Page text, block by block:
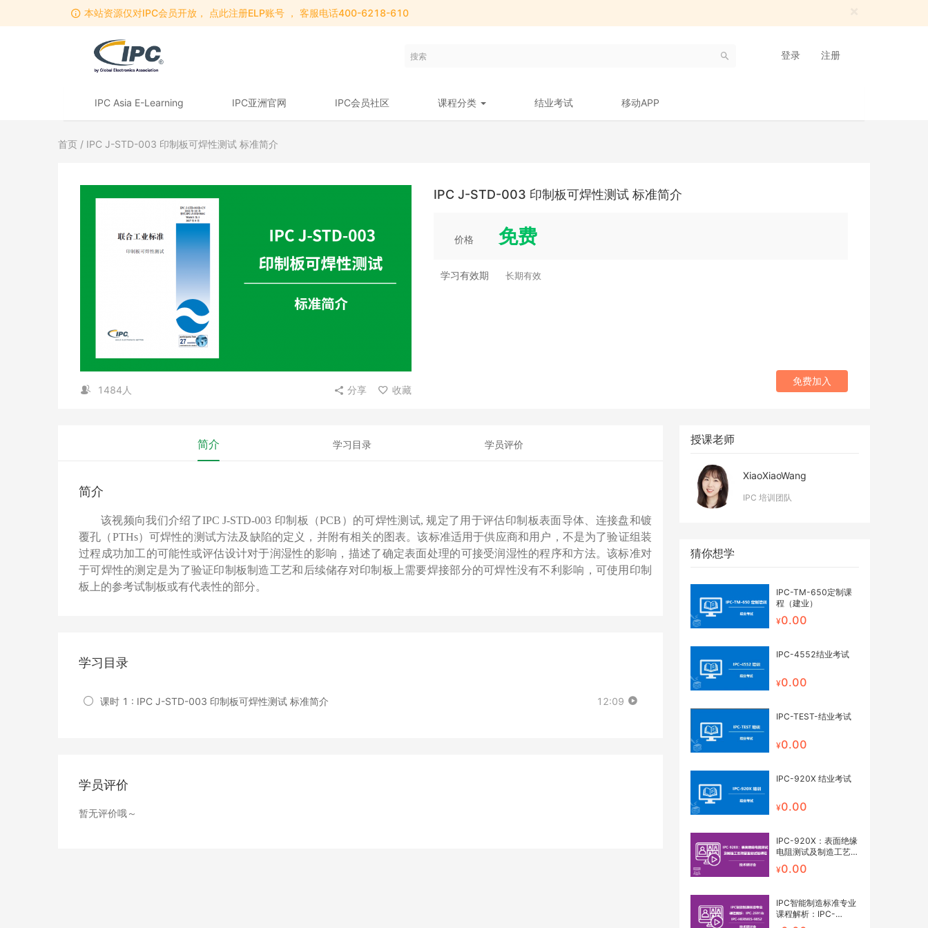
本站资源仅对IPC会员开放， 点此注册ELP账号 ， 客服电话400-6218-610
登录 注册
IPC Asia E-Learning IPC亚洲官网 IPC会员社区 课程分类 结业考试 移动APP
首页 / IPC J-STD-003 印制板可焊性测试 标准简介
1484人 分享 收藏
IPC J-STD-003 印制板可焊性测试 标准简介
价格 免费
学习有效期 长期有效
免费加入
简介 学习目录 学员评价
简介
该视频向我们介绍了IPC J-STD-003 印制板（PCB）的可焊性测试, 规定了用于评估印制板表面导体、连接盘和镀
覆孔（PTHs）可焊性的测试方法及缺陷的定义，并附有相关的图表。该标准适用于供应商和用户，不是为了验证组装
过程成功加工的可能性或评估设计对于润湿性的影响，描述了确定表面处理的可接受润湿性的程序和方法。该标准对
于可焊性的测定是为了验证印制板制造工艺和后续储存对印制板上需要焊接部分的可焊性没有不利影响，可使用印制
板上的参考试制板或有代表性的部分。
学习目录
课时 1 : IPC J-STD-003 印制板可焊性测试 标准简介 12:09
学员评价
暂无评价哦～
授课老师
XiaoXiaoWang
IPC 培训团队
猜你想学
IPC-TM-650定制课
程（建业）
0.00
IPC-4552结业考试
0.00
IPC-TEST-结业考试
0.00
IPC-920X 结业考试
0.00
IPC-920X：表面绝缘
电阻测试及制造工艺残
留鉴定试验课程 网络
研讨会
0.00
IPC智能制造标准专业
课程解析：IPC-
2591&IPC-